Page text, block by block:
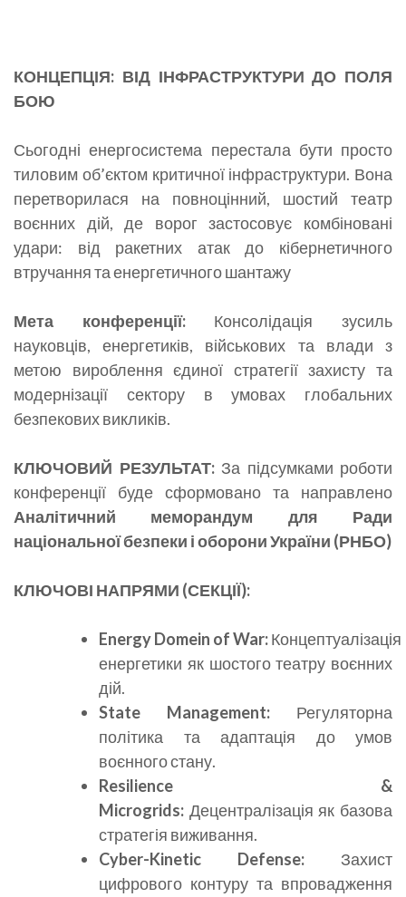
КОНЦЕПЦІЯ: ВІД ІНФРАСТРУКТУРИ ДО ПОЛЯ
БОЮ
Сьогодні енергосистема перестала бути просто
тиловим об’єктом критичної інфраструктури. Вона
перетворилася на повноцінний, шостий театр
воєнних дій, де ворог застосовує комбіновані
удари: від ракетних атак до кібернетичного
втручання та енергетичного шантажу
Мета конференції:Консолідація зусиль
науковців, енергетиків, військових та влади з
метою вироблення єдиної стратегії захисту та
модернізації сектору в умовах глобальних
безпекових викликів.
КЛЮЧОВИЙ РЕЗУЛЬТАТ:За підсумками роботи
конференції буде сформовано та направлено
Аналітичний меморандум для Ради
національної безпеки і оборони України (РНБО)
КЛЮЧОВІ НАПРЯМИ (СЕКЦІЇ):
EnergyDomein ofWar:Концептуалізація
енергетики як шостого театру воєнних
дій.
State Management: Регуляторна
політика та адаптація до умов
воєнного стану.
Resilience &
Microgrids: Децентралізація як базова
стратегія виживання.
Cyber-Kinetic Defense: Захист
цифрового контуру та впровадження